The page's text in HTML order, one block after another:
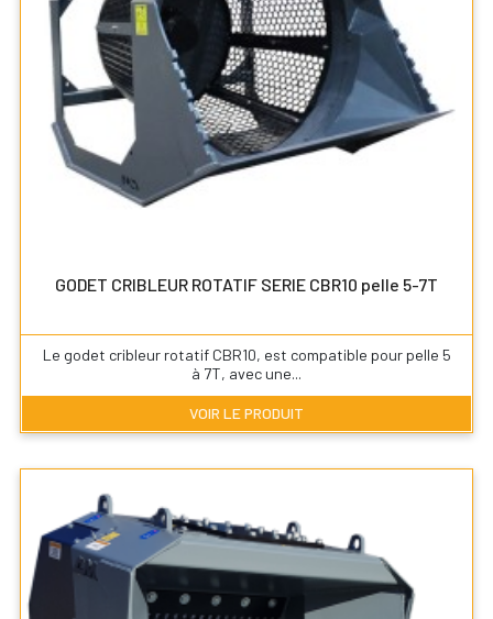
GODET CRIBLEUR ROTATIF SERIE CBR10 pelle 5-7T
Le godet cribleur rotatif CBR10, est compatible pour pelle 5
à 7T, avec une...
VOIR LE PRODUIT